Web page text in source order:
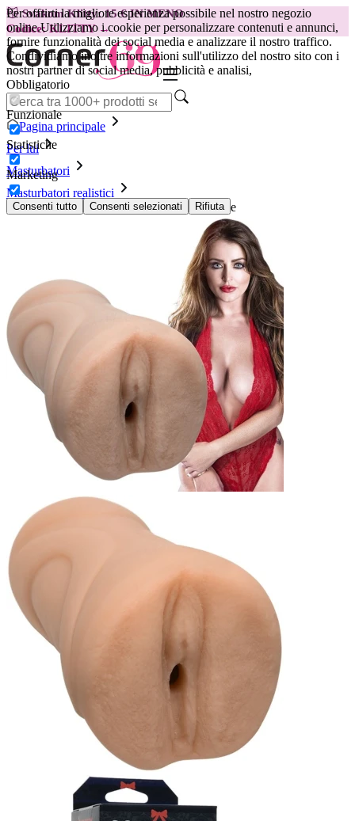
Per offrirti la migliore esperienza possibile nel nostro negozio
online.Utilizziamo i cookie per personalizzare contenuti e annunci,
fornire funzionalità dei social media e analizzare il nostro traffico.
Condividiamo inoltre informazioni sull'utilizzo del nostro sito con i
nostri partner di social media, pubblicità e analisi,
Obbligatorio
Funzionale
Statistiche
Marketing
Consenti tutto Consenti selezionati Rifiuta
😽Svakom Klitty: 15 € IN MENO
Codice: KLITTY →
Pagina principale
Per lui
Masturbatori
Masturbatori realistici
Doc Johnson - Signature Strokers Sophie Dee